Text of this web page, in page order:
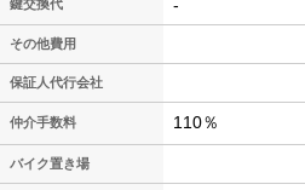
鍵交換代 -
その他費用
保証人代行会社
仲介手数料 110％
バイク置き場